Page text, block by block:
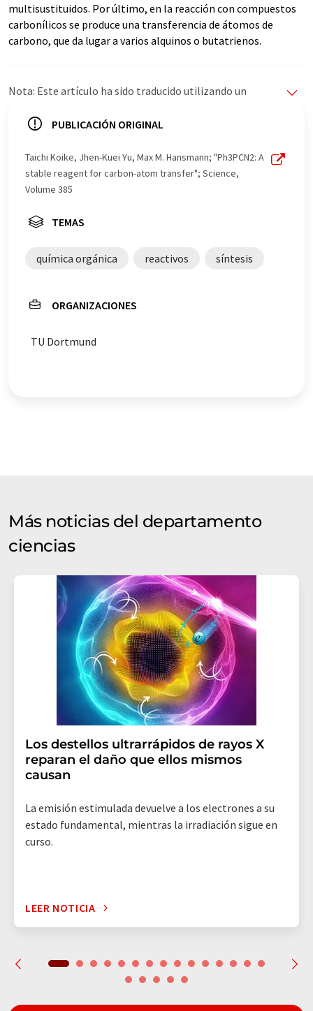
multisustituidos. Por último, en la reacción con compuestos
carbonílicos se produce una transferencia de átomos de
carbono, que da lugar a varios alquinos o butatrienos.
Nota: Este artículo ha sido traducido utilizando un
ofrece estas traducciones automáticas para presentar
este artículo ha sido traducido con traducción
automática, es posible que contenga errores de
vocabulario, sintaxis o gramática. El artículo original en
PUBLICACIÓN ORIGINAL
Taichi Koike, Jhen-Kuei Yu, Max M. Hansmann; "Ph3PCN2: A
stable reagent for carbon-atom transfer"; Science,
Volume 385
TEMAS
química orgánica reactivos síntesis
ORGANIZACIONES
TU Dortmund
Más noticias del departamento
ciencias
Los destellos ultrarrápidos de rayos X
reparan el daño que ellos mismos
causan
La emisión estimulada devuelve a los electrones a su
estado fundamental, mientras la irradiación sigue en
curso.
LEER NOTICIA